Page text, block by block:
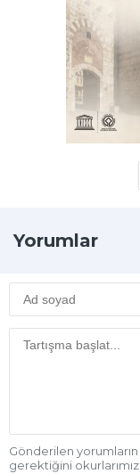
Yorumlar
Gönderilen
gerektiğini